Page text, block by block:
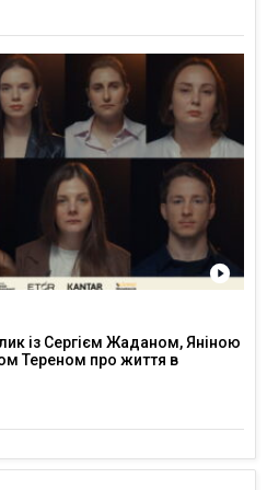
із Сергієм Жаданом, Яніною
Тереном про життя в